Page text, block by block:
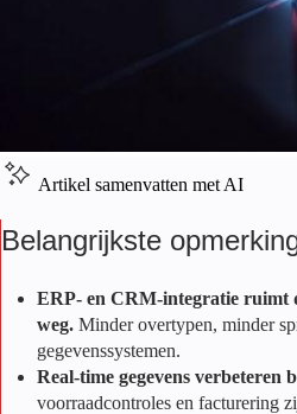
Artikel samenvatten met AI
Belangrijkste
ERP- en CRM-integratie ruimt
weg. Minder overtypen, minder
gegevenssystemen.
Real-time gegevens verbeteren
voorraadcontroles en facturering